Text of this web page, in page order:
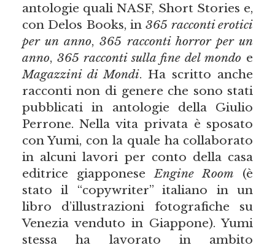
antologie quali NASF, Short Stories e,
con Delos Books, in365 racconti erotici
per un anno,365 racconti horror per un
anno, 365 racconti sulla fine del mondo e
Magazzini di Mondi. Ha scritto anche
racconti non di genere che sono stati
pubblicati in antologie della Giulio
Perrone. Nella vita privata è sposato
con Yumi, con la quale ha collaborato
in alcuni lavori per conto della casa
editrice giapponeseEngine Room (è
stato il “copywriter” italiano in un
libro d’illustrazioni fotografiche su
Venezia venduto in Giappone). Yumi
stessa ha lavorato in ambito